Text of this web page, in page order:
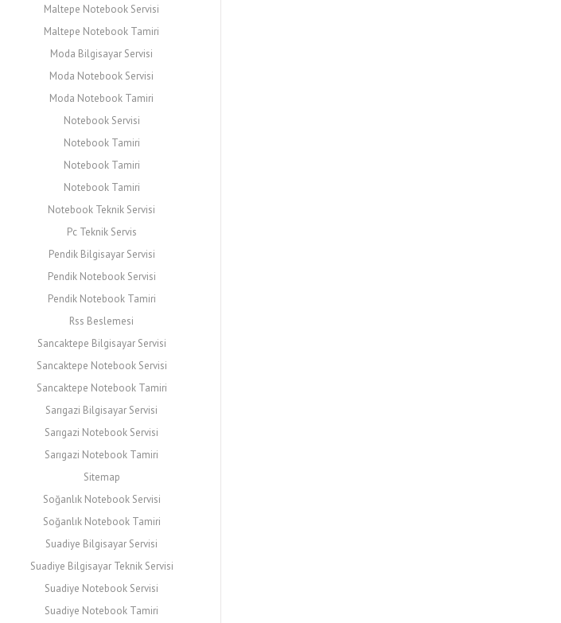
Maltepe Notebook Servisi
Maltepe Notebook Tamiri
Moda Bilgisayar Servisi
Moda Notebook Servisi
Moda Notebook Tamiri
Notebook Servisi
Notebook Tamiri
Notebook Tamiri
Notebook Tamiri
Notebook Teknik Servisi
Pc Teknik Servis
Pendik Bilgisayar Servisi
Pendik Notebook Servisi
Pendik Notebook Tamiri
Rss Beslemesi
Sancaktepe Bilgisayar Servisi
Sancaktepe Notebook Servisi
Sancaktepe Notebook Tamiri
Sarıgazi Bilgisayar Servisi
Sarıgazi Notebook Servisi
Sarıgazi Notebook Tamiri
Sitemap
Soğanlık Notebook Servisi
Soğanlık Notebook Tamiri
Suadiye Bilgisayar Servisi
Suadiye Bilgisayar Teknik Servisi
Suadiye Notebook Servisi
Suadiye Notebook Tamiri